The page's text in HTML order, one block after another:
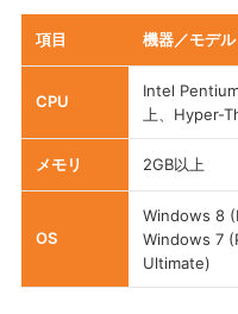
項目 機器／モデル
CPU
Intel
上、Hyper-
メモリ 2GB以上
OS
Windows 8
Windows 7
Ultimate)